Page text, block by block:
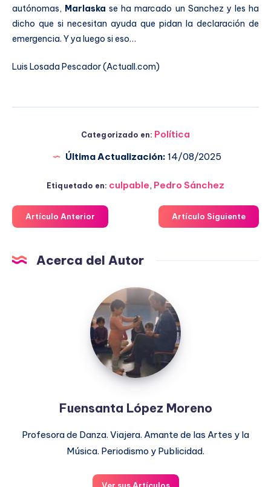
autónomas, Marlaska se ha marcado un Sanchez y les ha
dicho que si necesitan ayuda que pidan la declaración de
emergencia. Y ya luego si eso…
Luis Losada Pescador (Actuall.com)
Categorizado en: Política
Última Actualización: 14/08/2025
Etiquetado en: culpable, Pedro Sánchez
Artículo Anterior Artículo Siguiente
Acerca del Autor
Fuensanta
López
Moreno
Fuensanta López Moreno
Profesora de Danza. Viajera. Amante de las Artes y la
Música. Periodismo y Publicidad.
Ver sus Artículos